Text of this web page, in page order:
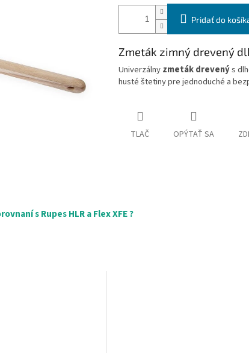
Pridať do
Zmeták zimný drevený
Univerzálnyzmeták drevenýs
husté štetiny pre jednoduché a
TLAČ OPÝTAŤ SA
s Rupes HLR a Flex XFE ?